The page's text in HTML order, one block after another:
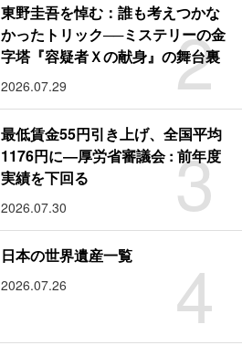
2
東野圭吾を悼む：誰も考えつかな
かったトリック──ミステリーの金
字塔『容疑者Ｘの献身』の舞台裏
2026.07.29
3
最低賃金55円引き上げ、全国平均
1176円に―厚労省審議会 : 前年度
実績を下回る
2026.07.30
4
日本の世界遺産一覧
2026.07.26